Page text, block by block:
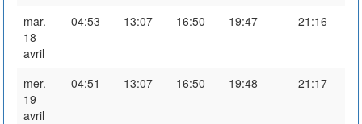
mar.
18
avril
04:53 13:07 16:50 19:47 21:16
mer.
19
avril
04:51 13:07 16:50 19:48 21:17